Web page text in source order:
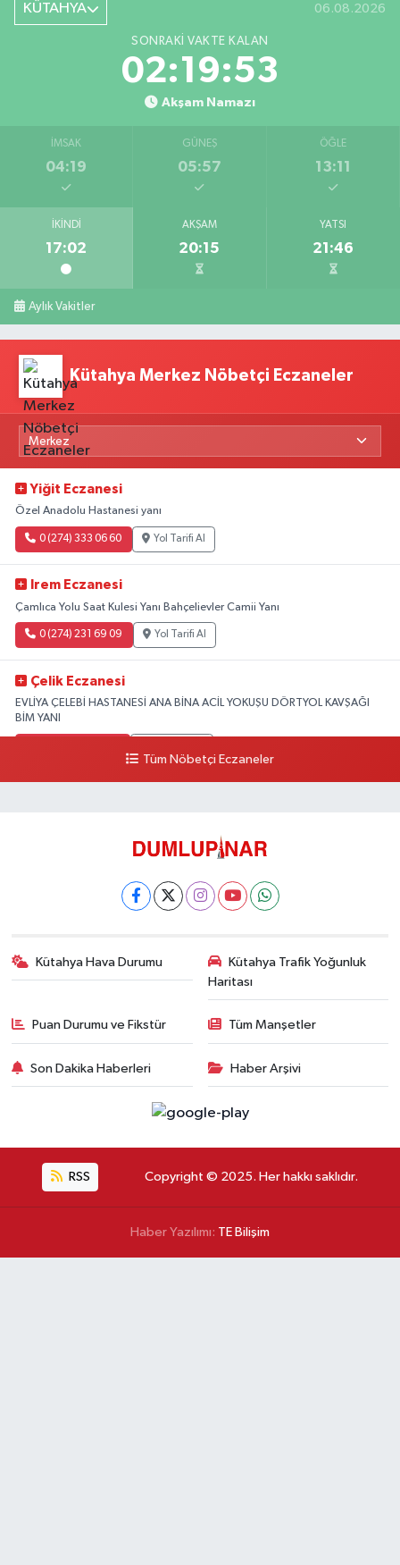
KÜTAHYA 06.08.2026
SONRAKI VAKTE KALAN
02:19:52
Akşam Namazı
İMSAK
04:19
GÜNEŞ
05:57
ÖĞLE
13:11
İKINDI
17:02
AKŞAM
20:15
YATSI
21:46
Aylık Vakitler
Kütahya Merkez Nöbetçi Eczaneler
Yiğit Eczanesi
Özel Anadolu Hastanesi yanı
0 (274) 333 06 60 Yol Tarifi Al
Irem Eczanesi
Çamlıca Yolu Saat Kulesi Yanı Bahçelievler Camii Yanı
0 (274) 231 69 09 Yol Tarifi Al
Çelik Eczanesi
EVLİYA ÇELEBİ HASTANESİ ANA BİNA ACİL YOKUŞU DÖRTYOL KAVŞAĞI
BİM YANI
Tüm Nöbetçi Eczaneler
Kütahya Hava Durumu
Kütahya Trafik Yoğunluk
Haritası
Puan Durumu ve Fikstür Tüm Manşetler
Son Dakika Haberleri Haber Arşivi
RSS Copyright © 2025. Her hakkı saklıdır.
Haber Yazılımı: TE Bilişim